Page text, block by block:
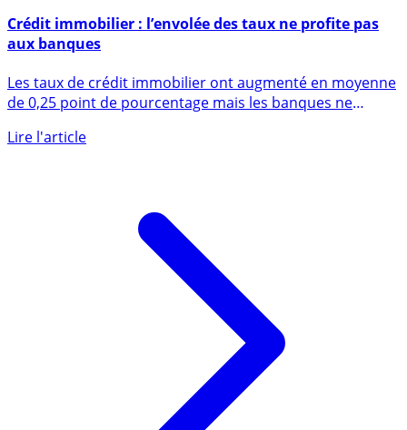
Crédit immobilier : l’envolée des taux ne profite pas
Les taux de crédit immobilier ont augmenté en moyenne
de 0,25 point de pourcentage mais les banques ne
réalisent (...)